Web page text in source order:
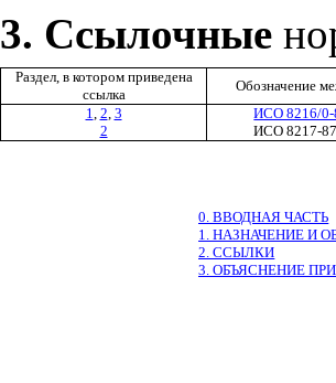
3. Ссылочные
Раздел, в котором приведена
ссылка
Обозначение
1 2 3
ИСО 8216/0-
2
ИСО 8217-87
0. ВВОДНАЯ ЧАСТЬ
1. НАЗНАЧЕНИЕ И
2. ССЫЛКИ
3. ОБЪЯСНЕНИЕ